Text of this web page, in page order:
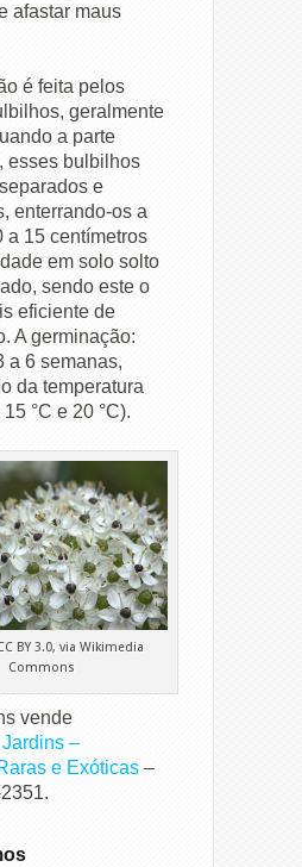
afastar maus
é feita pelos
geralmente
a parte
esses bulbilhos
e
enterrando-os a
a 15 centímetros
em solo solto
sendo este o
eficiente de
A germinação:
a 6 semanas,
da temperatura
°C e 20 °C).
BY 3.0, via Wikimedia
Commons
vende
–
e Exóticas –